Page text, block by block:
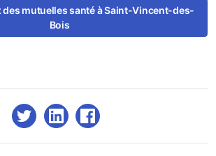
des mutuelles santé à Saint-Vincent-des-
Bois